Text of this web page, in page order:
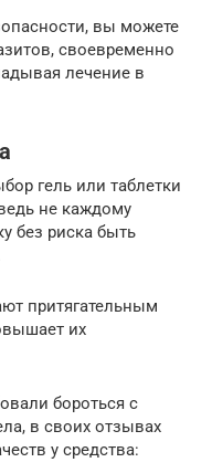
вы можете
своевременно
лечение в
гель или таблетки
не каждому
без риска быть
притягательным
их
бороться с
в своих отзывах
у средства: